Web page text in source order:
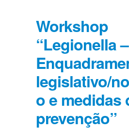
Workshop
“Legionella –
legislativo/
o e medidas
prevenção”